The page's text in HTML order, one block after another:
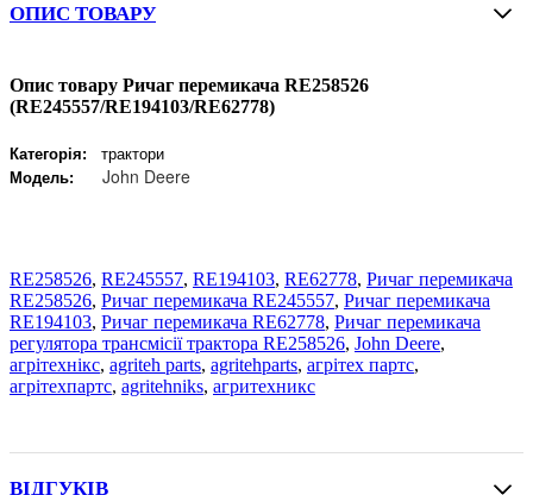
ОПИС ТОВАРУ
Опис товару Ричаг перемикача RE258526
(RE245557/RE194103/RE62778)
Категорія:
трактори
Модель: John Deere
RE258526, RE245557, RE194103, RE62778, Ричаг перемикача
RE258526, Ричаг перемикача RE245557, Ричаг перемикача
RE194103, Ричаг перемикача RE62778, Ричаг перемикача
регулятора трансмісії трактора RE258526, John Deere,
агрітехнікс, agriteh parts, agritehparts, агрітех партс,
агрітехпартс, agritehniks, агритехникс
ВІДГУКІВ